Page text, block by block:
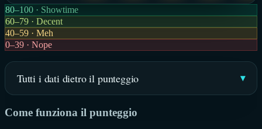
80–100 · Showtime
60–79 · Decent
40–59 · Meh
0–39 · Nope
Tutti i dati dietro il punteggio
Come funziona il punteggio